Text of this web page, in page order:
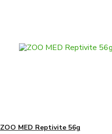
ZOO MED Reptivite 56g